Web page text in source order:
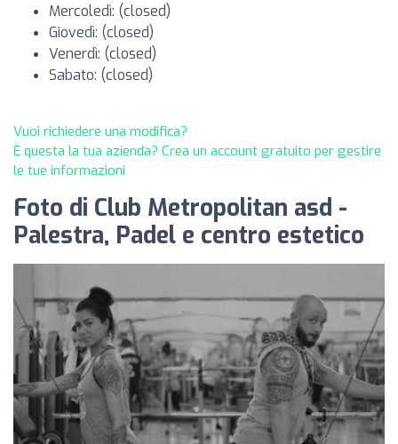
Mercoledì: (closed)
Giovedì: (closed)
Venerdì: (closed)
Sabato: (closed)
Vuoi richiedere una modifica?
È questa la tua azienda? Crea un account gratuito per gestire
le tue informazioni
Foto di Club Metropolitan asd -
Palestra, Padel e centro estetico